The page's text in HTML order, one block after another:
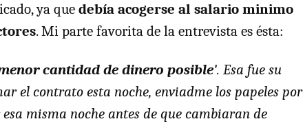
ya que debía acogerse al salario minimo
. Mi parte favorita de la entrevista es ésta:
cantidad de dinero posible'. Esa fue su
el contrato esta noche, enviadme los papeles por
misma noche antes de que cambiaran de